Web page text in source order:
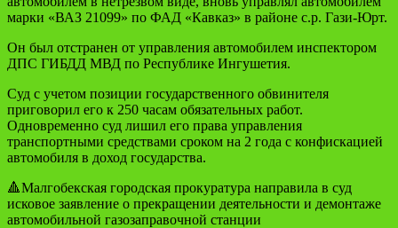
марки «ВАЗ 21099» по ФАД «Кавказ» в районе с.р. Гази-Юрт.
Он был отстранен от управления автомобилем инспектором
ДПС ГИБДД МВД по Республике Ингушетия.
Суд с учетом позиции государственного обвинителя
приговорил его к 250 часам обязательных работ.
Одновременно суд лишил его права управления
транспортными средствами сроком на 2 года с конфискацией
автомобиля в доход государства.
🔺Малгобекская городская прокуратура направила в суд
исковое заявление о прекращении деятельности и демонтаже
автомобильной газозаправочной станции